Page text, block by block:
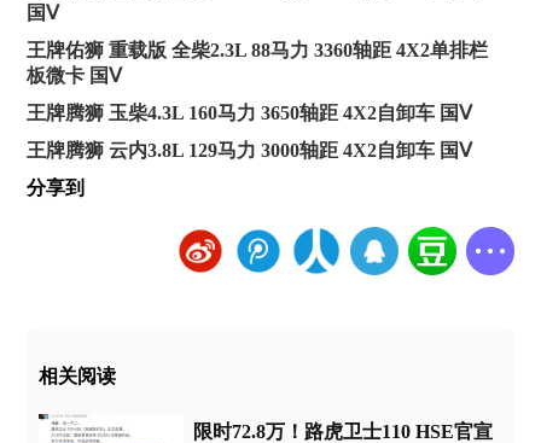
国Ⅴ
王牌佑狮 重载版 全柴2.3L 88马力 3360轴距 4X2单排栏
板微卡 国Ⅴ
王牌腾狮 玉柴4.3L 160马力 3650轴距 4X2自卸车 国Ⅴ
王牌腾狮 云内3.8L 129马力 3000轴距 4X2自卸车 国Ⅴ
分享到
相关阅读
限时72.8万！路虎卫士110 HSE官宣